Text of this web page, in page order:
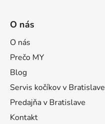
O nás
O nás
Prečo MY
Blog
Servis kočíkov v Bratislave
Predajňa v Bratislave
Kontakt